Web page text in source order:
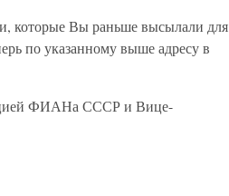
которые Вы раньше высылали для
по указанному выше адресу в
ФИАНа СССР и Вице-